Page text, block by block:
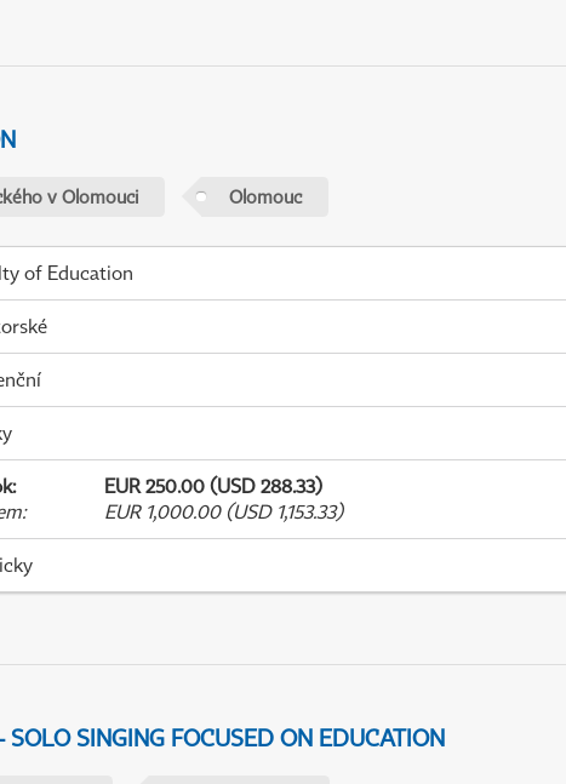
v Olomouci Olomouc
of Education
:
EUR 250.00 (USD 288.33)
: EUR 1,000.00 (USD 1,153.33)
SINGING FOCUSED ON EDUCATION